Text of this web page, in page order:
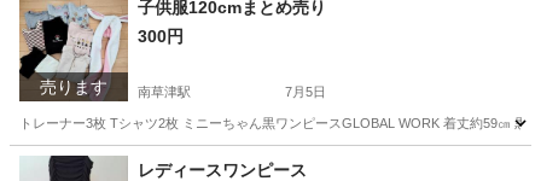
売ります
子供服120cmまとめ売り
300円
南草津駅 7月5日
トレーナー3枚 Tシャツ2枚 ミニーちゃん黒ワンピースGLOBAL WORK 着丈約59㎝
滋賀 草津市 南草津駅 キッズ用品
レディースワンピース